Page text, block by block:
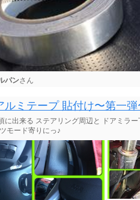
パンさん
ルミテープ 貼付け〜第一弾
に出来る ステアリング周辺と ドアミラ
モード寄りにっ♪